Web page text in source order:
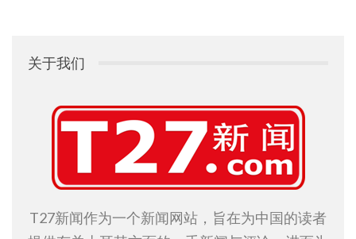
关于我们
T27新闻作为一个新闻网站，旨在为中国的读者